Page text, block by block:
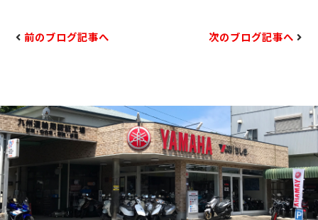
前のブログ記事へ 次のブログ記事へ